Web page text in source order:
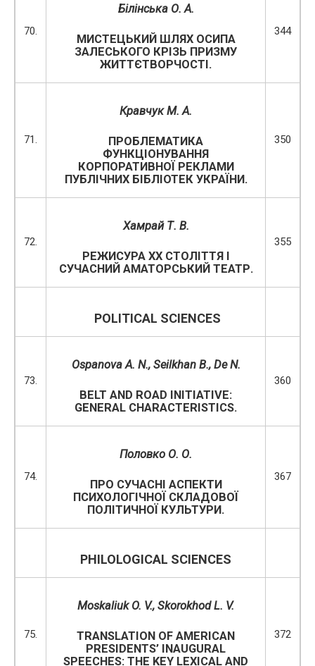
70.
Білінська О. А.
МИСТЕЦЬКИЙ ШЛЯХ ОСИПА
ЗАЛЕСЬКОГО КРІЗЬ ПРИЗМУ
ЖИТТЄТВОРЧОСТІ.
344
71.
Кравчук М. А.
ПРОБЛЕМАТИКА
ФУНКЦІОНУВАННЯ
КОРПОРАТИВНОЇ РЕКЛАМИ
ПУБЛІЧНИХ БІБЛІОТЕК УКРАЇНИ.
350
72.
Хамрай Т. В.
РЕЖИСУРА ХХ СТОЛІТТЯ І
СУЧАСНИЙ АМАТОРСЬКИЙ ТЕАТР.
355
POLITICAL SCIENCES
73.
Ospanova A. N., Seilkhan B., De N.
BELT AND ROAD INITIATIVE:
GENERAL CHARACTERISTICS.
360
74.
Половко О. О.
ПРО СУЧАСНІ АСПЕКТИ
ПСИХОЛОГІЧНОЇ СКЛАДОВОЇ
ПОЛІТИЧНОЇ КУЛЬТУРИ.
367
PHILOLOGICAL SCIENCES
75.
Moskaliuk O. V., Skorokhod L. V.
TRANSLATION OF AMERICAN
PRESIDENTS’ INAUGURAL
SPEECHES: THE KEY LEXICAL AND
372